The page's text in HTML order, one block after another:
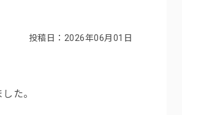
投稿日：2026年06月01日
た。